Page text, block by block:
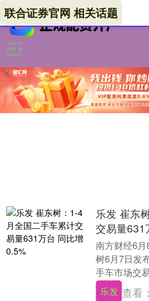
联合证券官网 相关话题
乐发 崔东
交易量631
南方财经6
树6月7日发
手车市场交
比增长1.3%
乐发 查看：